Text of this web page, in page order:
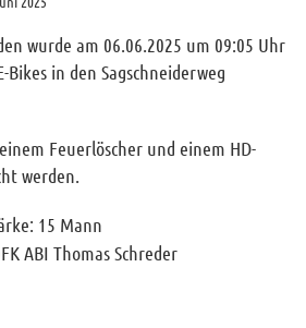
wurde am 06.06.2025 um 09:05 Uhr
in den Sagschneiderweg
Feuerlöscher und einem HD-
werden.
15 Mann
ABI Thomas Schreder